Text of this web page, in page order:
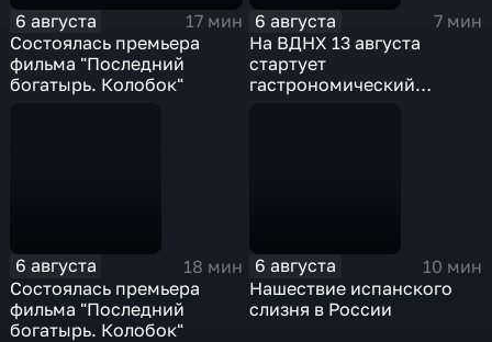
6 августа
17 мин
Состоялась премьера
фильма "Последний
богатырь. Колобок"
6 августа
7 мин
На ВДНХ 13 августа
стартует
гастрономический
6 августа
18 мин
Состоялась премьера
фильма "Последний
богатырь. Колобок"
6 августа
10 мин
Нашествие испанского
слизня в России